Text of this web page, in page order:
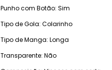
Punho com Botão: Sim
Tipo de Gola: Colarinho
Tipo de Manga: Longa
Transparente: Não